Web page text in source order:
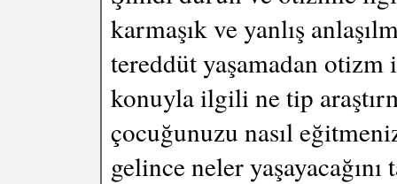
karmaşık ve yanlış
tereddüt yaşamadan
konuyla ilgili ne tip
çocuğunuzu nasıl
gelince neler